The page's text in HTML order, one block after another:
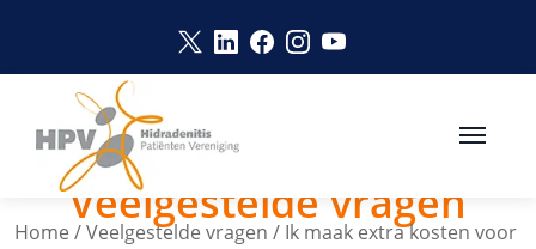
Link opent in een nieuw venster
Link opent in een nieuw
Link opent in een nieuw
Link opent in een
Link opent in een
Home /Veelgestelde vragen / Ik maak extra kosten voor
Veelgestelde vragen